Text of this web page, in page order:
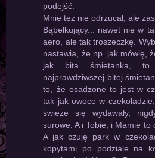
podejść.
Mnie też nie odrzucał, ale
Bąbelkujący... nawet nie w
aero, ale tak troszeczkę.
nastawia, że np. jak mówię,
jak bita śmietanka, to
najprawdziwszej bitej
to, że osadzone to jest w
tak jak owoce w
świeże się wydawały,
surowe. A i Tobie, i Mamie to
A jak czuję park w
kopytami po podziale na